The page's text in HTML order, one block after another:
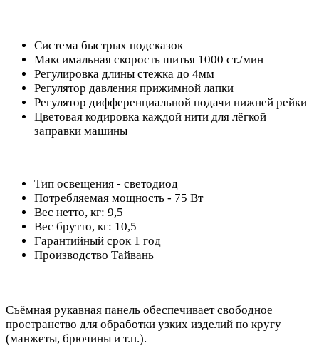
Система быстрых подсказок
Максимальная скорость шитья 1000 ст./мин
Регулировка длины стежка до 4мм
Регулятор давления прижимной лапки
Регулятор дифференциальной подачи нижней рейки
Цветовая кодировка каждой нити для лёгкой
заправки машины
Тип освещения - светодиод
Потребляемая мощность - 75 Вт
Вес нетто, кг: 9,5
Вес брутто, кг: 10,5
Гарантийный срок 1 год
Производство Тайвань
Съёмная рукавная панель обеспечивает свободное
пространство для обработки узких изделий по кругу
(манжеты, брючины и т.п.).